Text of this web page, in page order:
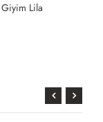
Giyim Lila